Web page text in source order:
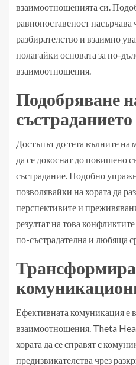
взаимоотношенията си.
равнопоставеност насърчава
разбирателство и взаимно
полагайки основата за по-
взаимоотношения.
Подобряване
състраданието
Достъпът до тета вълните на
да се докоснат до повишено
състрадание. Подобно
позволявайки на хората да
перспективите и
резултат на това
по-състрадателна и любяща
Ефективната комуникация е
взаимоотношения. Theta
хората да се справят с
предизвикателства чрез